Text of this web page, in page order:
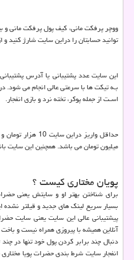
ووچر پرفکت مانی، کیف پول پرفکت مانی
توانید حسابتان را دراین سایت شارژ کنید
این سایت عدد پشتیبانی یا آدرس
بـه تیکت‌ ها با سرعتی عالی انجام می‌
اسـت از جمله پوکر، تخته نرد و بازی انفجار.
میلیون تومان می باشد. همچنین این سایت
پویان مختاری کیست ؟
برای شناختن بهتر او و سایتش یعنی
بسیار سریع لینک‌ هاي‌ جدید و قیلتر نشده
پیشتیبانی عالی این سایت یعنی سایت
آنلاین همیشه با پیروزی همراه نیست و
دنبال چند برابر کردن پول خود تنها در
انفجار سایت شرط بندی حضرات پویا